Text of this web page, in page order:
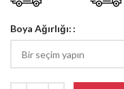
Boya Ağırlığı: